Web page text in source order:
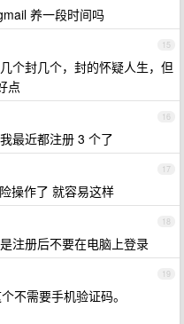
养一段时间吗
15
个封几个，封的怀疑人生，但
点
16
最近都注册 3 个了
17
操作了 就容易这样
18
注册后不要在电脑上登录
19
不需要手机验证码。